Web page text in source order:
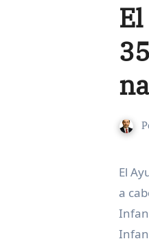
El Ayuntamiento de Guadalajara ha presentado la 35ª edición del Maratón de los Cuentos, que se llevará
a